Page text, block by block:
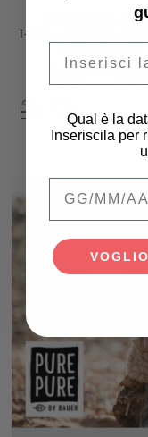
Pure Pure by
T-Shirt - Old Green -
Prezzo iniziale 33,50 €
Qual è la
Inseriscila per